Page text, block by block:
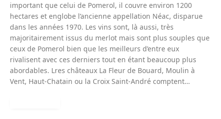
important que celui de Pomerol, il couvre environ 1200
hectares et englobe l’ancienne appellation Néac, disparue
dans les années 1970. Les vins sont, là aussi, très
majoritairement issus du merlot mais sont plus souples que
ceux de Pomerol bien que les meilleurs d’entre eux
rivalisent avec ces derniers tout en étant beaucoup plus
abordables. Lres châteaux La Fleur de Bouard, Moulin à
Vent, Haut-Chatain ou la Croix Saint-André comptent…